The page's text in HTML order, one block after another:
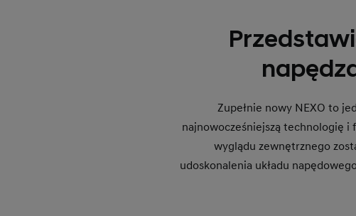
Zupełnie nowy NEXO to
najnowocześniejszą technologię i
wyglądu zewnętrznego
udoskonalenia układu